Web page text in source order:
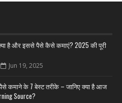
है और इससे पैसे कैसे कमाएं? 2025 की पूरी
Jun 19, 2025
कमाने के 7 बेस्ट तरीके – जानिए क्या है आज
Source?